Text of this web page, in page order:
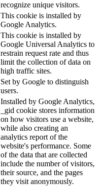
recognize unique visitors.
This cookie is installed by
Google Analytics.
This cookie is installed by
Google Universal Analytics to
restrain request rate and thus
limit the collection of data on
high traffic sites.
Set by Google to distinguish
users.
Installed by Google Analytics,
_gid cookie stores information
on how visitors use a website,
while also creating an
analytics report of the
website's performance. Some
of the data that are collected
include the number of visitors,
their source, and the pages
they visit anonymously.